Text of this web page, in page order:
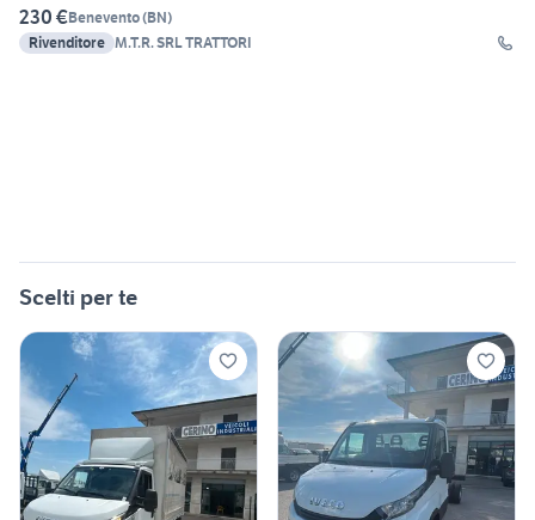
230 €Benevento(BN)
Rivenditore M.T.R. SRL TRATTORI
Scelti per te